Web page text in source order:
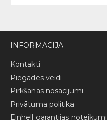
INFORMĀCIJA
Kontakti
Piegādes veidi
Pirkšanas nosacījumi
Privātuma politika
Einhell garantijas noteikumi